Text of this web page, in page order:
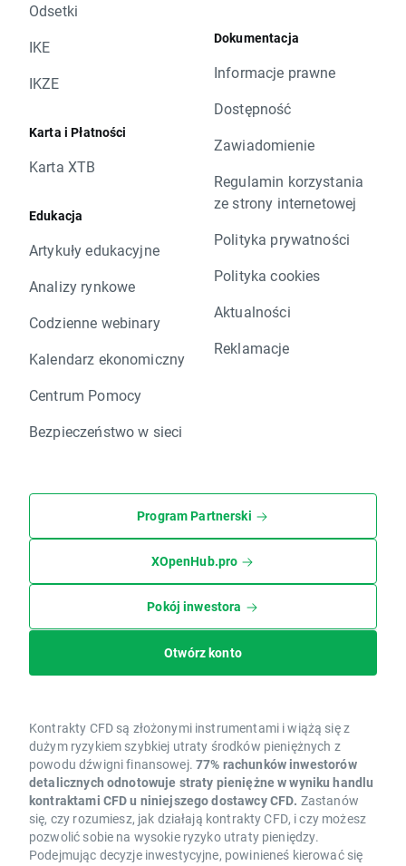
Odsetki
IKE
IKZE
Karta i Płatności
Karta XTB
Edukacja
Artykuły edukacyjne
Analizy rynkowe
Codzienne webinary
Kalendarz ekonomiczny
Centrum Pomocy
Bezpieczeństwo w sieci
Dokumentacja
Informacje prawne
Dostępność
Zawiadomienie
Regulamin korzystania
ze strony internetowej
Polityka prywatności
Polityka cookies
Aktualności
Reklamacje
Program Partnerski
XOpenHub.pro
Pokój inwestora
Otwórz konto
Kontrakty CFD są złożonymi instrumentami i wiążą się z
dużym ryzykiem szybkiej utraty środków pieniężnych z
powodu dźwigni finansowej. 77% rachunków inwestorów
detalicznych odnotowuje straty pieniężne w wyniku handlu
kontraktami CFD u niniejszego dostawcy CFD. Zastanów
się, czy rozumiesz, jak działają kontrakty CFD, i czy możesz
pozwolić sobie na wysokie ryzyko utraty pieniędzy.
Podejmując decyzje inwestycyjne, powinieneś kierować się